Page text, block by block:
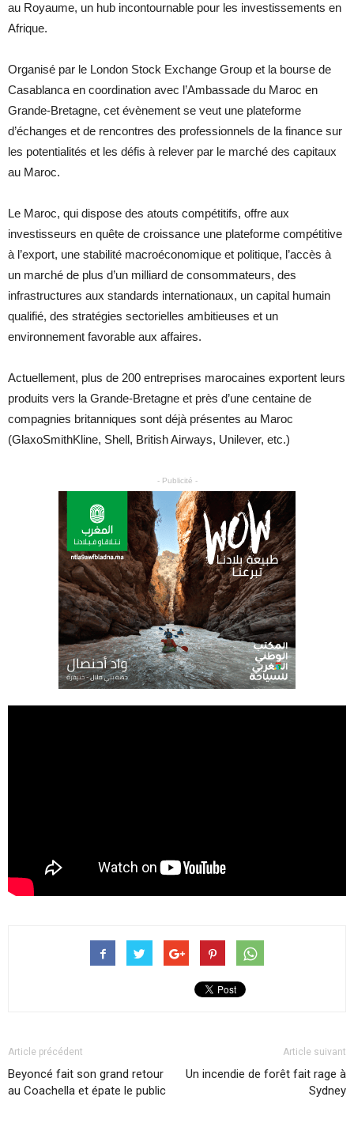
au Royaume, un hub incontournable pour les investissements en
Afrique.
Organisé par le London Stock Exchange Group et la bourse de
Casablanca en coordination avec l’Ambassade du Maroc en
Grande-Bretagne, cet évènement se veut une plateforme
d’échanges et de rencontres des professionnels de la finance sur
les potentialités et les défis à relever par le marché des capitaux
au Maroc.
Le Maroc, qui dispose des atouts compétitifs, offre aux
investisseurs en quête de croissance une plateforme compétitive
à l’export, une stabilité macroéconomique et politique, l’accès à
un marché de plus d’un milliard de consommateurs, des
infrastructures aux standards internationaux, un capital humain
qualifié, des stratégies sectorielles ambitieuses et un
environnement favorable aux affaires.
Actuellement, plus de 200 entreprises marocaines exportent leurs
produits vers la Grande-Bretagne et près d’une centaine de
compagnies britanniques sont déjà présentes au Maroc
(GlaxoSmithKline, Shell, British Airways, Unilever, etc.)
- Publicité -
Article précédent
Beyoncé fait son grand retour
au Coachella et épate le public
Article suivant
Un incendie de forêt fait rage à
Sydney